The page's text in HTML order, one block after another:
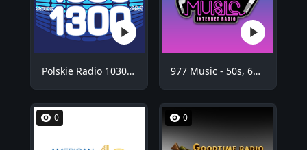
Polskie Radio 1030 Chicago - WNVR 977 Music - 50s, 60s Hits
0 0